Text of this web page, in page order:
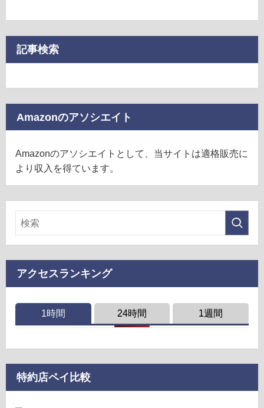
記事検索
Amazonのアソシエイト
Amazonのアソシエイトとして、当サイトは適格販売に
より収入を得ています。
アクセスランキング
1時間 24時間 1週間
特約店ペイ比較